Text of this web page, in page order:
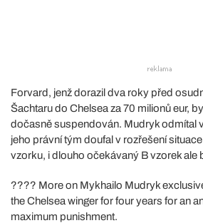
Forvard, jenž dorazil dva roky před
Šachtaru do Chelsea za 70 milionů eur,
dočasně suspendován. Mudryk odmítal
jeho právní tým doufal v rozřešení
vzorku, i dlouho očekávaný B vzorek ale
???? More on Mykhailo Mudryk
the Chelsea winger for four years for an
maximum punishment.